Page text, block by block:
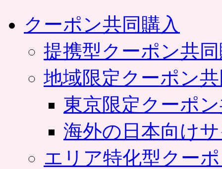
クーポン共同購入
提携型クーポン共
地域限定クーポン
東京限定クーポ
海外の日本向け
エリア特化型クー